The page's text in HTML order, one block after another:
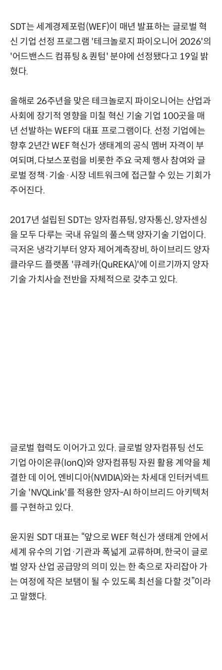
SDT는 세계경제포럼(WEF)이 매년 발표하는 글로벌 혁
신 기업 선정 프로그램 '테크놀로지 파이오니어 2026'의
'어드밴스드 컴퓨팅 & 퀀텀' 분야에 선정됐다고 19일 밝
혔다.
올해로 26주년을 맞은 테크놀로지 파이오니어는 산업과
사회에 장기적 영향을 미칠 혁신 기술 기업 100곳을 매
년 선발하는 WEF의 대표 프로그램이다. 선정 기업에는
향후 2년간 WEF 혁신가 생태계의 공식 멤버 자격이 부
여되며, 다보스포럼을 비롯한 주요 국제 행사 참여와 글
로벌 정책·기술·시장 네트워크에 접근할 수 있는 기회가
주어진다.
2017년 설립된 SDT는 양자컴퓨팅, 양자통신, 양자센싱
을 모두 다루는 국내 유일의 풀스택 양자기술 기업이다.
극저온 냉각기부터 양자 제어계측장비, 하이브리드 양자
클라우드 플랫폼 '큐레카(QuREKA)'에 이르기까지 양자
기술 가치사슬 전반을 자체적으로 갖추고 있다.
글로벌 협력도 이어가고 있다. 글로벌 양자컴퓨팅 선도
기업 아이온큐(IonQ)와 양자컴퓨팅 자원 활용 계약을 체
결한 데 이어, 엔비디아(NVIDIA)와는 차세대 인터커넥트
기술 'NVQLink'를 적용한 양자-AI 하이브리드 아키텍처
를 구현하고 있다.
윤지원 SDT 대표는 “앞으로 WEF 혁신가 생태계 안에서
세계 유수의 기업·기관과 폭넓게 교류하며, 한국이 글로
벌 양자 산업 공급망의 의미 있는 한 축으로 자리잡아 가
는 여정에 작은 보탬이 될 수 있도록 최선을 다할 것”이라
고 말했다.